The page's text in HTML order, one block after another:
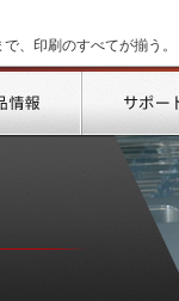
、印刷のすべてが揃う
製品情報